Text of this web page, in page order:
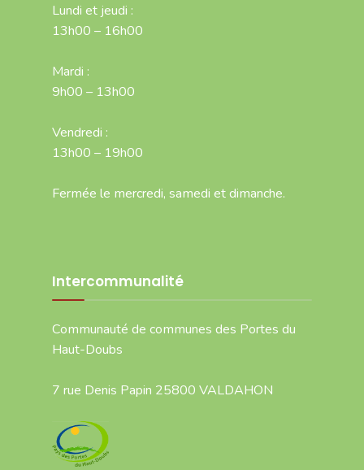
Lundi et jeudi :
13h00 – 16h00
Mardi :
9h00 – 13h00
Vendredi :
13h00 – 19h00
Fermée le mercredi, samedi et dimanche.
Intercommunalité
Communauté de communes des Portes du
Haut-Doubs
7 rue Denis Papin 25800 VALDAHON